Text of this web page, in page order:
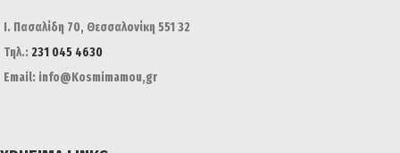
Ι. Πασαλίδη 70, Θεσσαλονίκη 551 32
Τηλ.: 231 045 4630
Email: info@Kosmimamou,gr